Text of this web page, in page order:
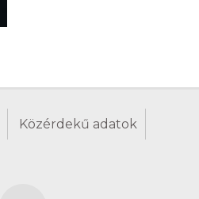
Közérdekű adatok